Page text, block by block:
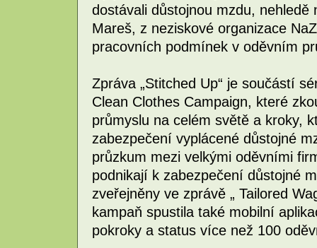
dostávali důstojnou mzdu,
Mareš, z neziskové organizace
pracovních podmínek v oděvním
Zpráva „Stitched Up“ je součástí
Clean Clothes Campaign, které
průmyslu na celém světě a kroky,
zabezpečení vyplácené důstojné
průzkum mezi velkými oděvními
podnikají k zabezpečení důstojné
zveřejněny ve zprávě „ Tailored
kampaň spustila také mobilní
pokroky a status více než 100